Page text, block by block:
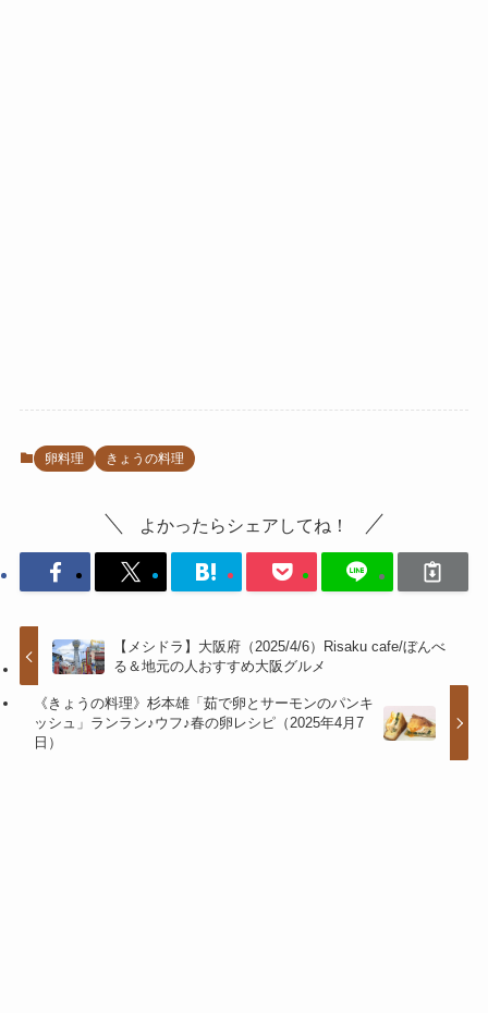
卵料理 きょうの料理
よかったらシェアしてね！
【メシドラ】大阪府（2025/4/6）Risaku cafe/ぼんべ
る＆地元の人おすすめ大阪グルメ
《きょうの料理》杉本雄「茹で卵とサーモンのパンキ
ッシュ」ランラン♪ウフ♪春の卵レシピ（2025年4月7
日）